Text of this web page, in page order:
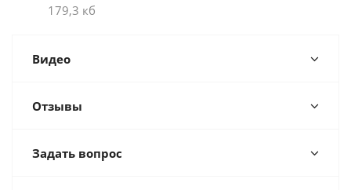
179,3 кб
Видео
Отзывы
Задать вопрос